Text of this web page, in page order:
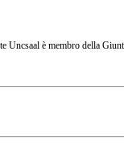
Uncsaal è membro della